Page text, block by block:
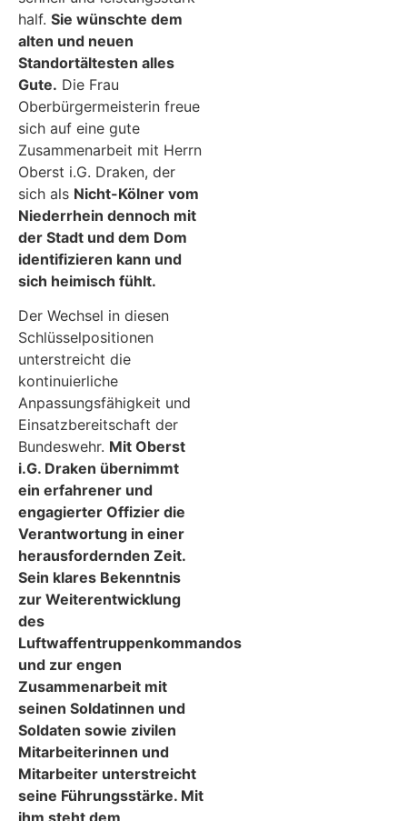
half. Sie wünschte dem
alten und neuen
Standortältesten alles
Gute. Die Frau
Oberbürgermeisterin freue
sich auf eine gute
Zusammenarbeit mit Herrn
Oberst i.G. Draken, der
sich als Nicht-Kölner vom
Niederrhein dennoch mit
der Stadt und dem Dom
identifizieren kann und
sich heimisch fühlt.
Der Wechsel in diesen
Schlüsselpositionen
unterstreicht die
kontinuierliche
Anpassungsfähigkeit und
Einsatzbereitschaft der
Bundeswehr. Mit Oberst
i.G. Draken übernimmt
ein erfahrener und
engagierter Offizier die
Verantwortung in einer
herausfordernden Zeit.
Sein klares Bekenntnis
zur Weiterentwicklung
des
Luftwaffentruppenkommandos
und zur engen
Zusammenarbeit mit
seinen Soldatinnen und
Soldaten sowie zivilen
Mitarbeiterinnen und
Mitarbeiter unterstreicht
seine Führungsstärke. Mit